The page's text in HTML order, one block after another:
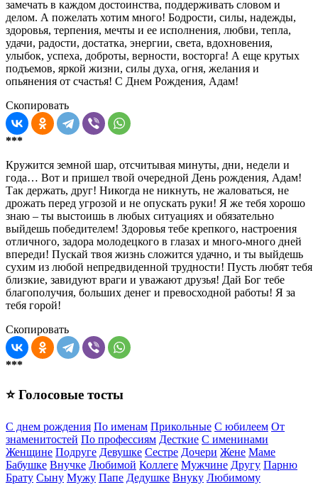
замечать в каждом достоинства, поддерживать словом и
делом. А пожелать хотим много! Бодрости, силы, надежды,
здоровья, терпения, мечты и ее исполнения, любви, тепла,
удачи, радости, достатка, энергии, света, вдохновения,
улыбок, успеха, доброты, верности, восторга! А еще крутых
подъемов, яркой жизни, силы духа, огня, желания и
опьянения от счастья! С Днем Рождения, Адам!
Скопировать
***
Кружится земной шар, отсчитывая минуты, дни, недели и
года… Вот и пришел твой очередной День рождения, Адам!
Так держать, друг! Никогда не никнуть, не жаловаться, не
дрожать перед угрозой и не опускать руки! Я же тебя хорошо
знаю – ты выстоишь в любых ситуациях и обязательно
выйдешь победителем! Здоровья тебе крепкого, настроения
отличного, задора молодецкого в глазах и много-много дней
впереди! Пускай твоя жизнь сложится удачно, и ты выйдешь
сухим из любой непредвиденной трудности! Пусть любят тебя
близкие, завидуют враги и уважают друзья! Дай Бог тебе
благополучия, больших денег и превосходной работы! Я за
тебя горой!
Скопировать
***
⭐ Голосовые тосты
С днем рождения По именам Прикольные С юбилеем От
знаменитостей По профессиям Десткие С именинами
Женщине Подруге Девушке Сестре Дочери Жене Маме
Бабушке Внучке Любимой Коллеге Мужчине Другу Парню
Брату Сыну Мужу Папе Дедушке Внуку Любимому